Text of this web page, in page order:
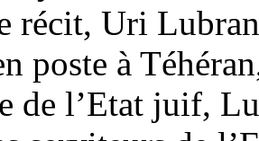
récit, Uri
poste à
de l’Etat juif,